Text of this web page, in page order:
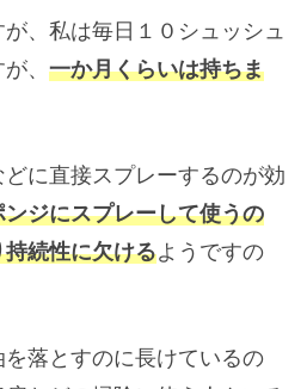
、私は毎日１０シュッシュ
、 一か月くらいは持ちま
に直接スプレーするのが効
ンジにスプレーして使うの
続性に欠けるようですの
落とすのに長けているの